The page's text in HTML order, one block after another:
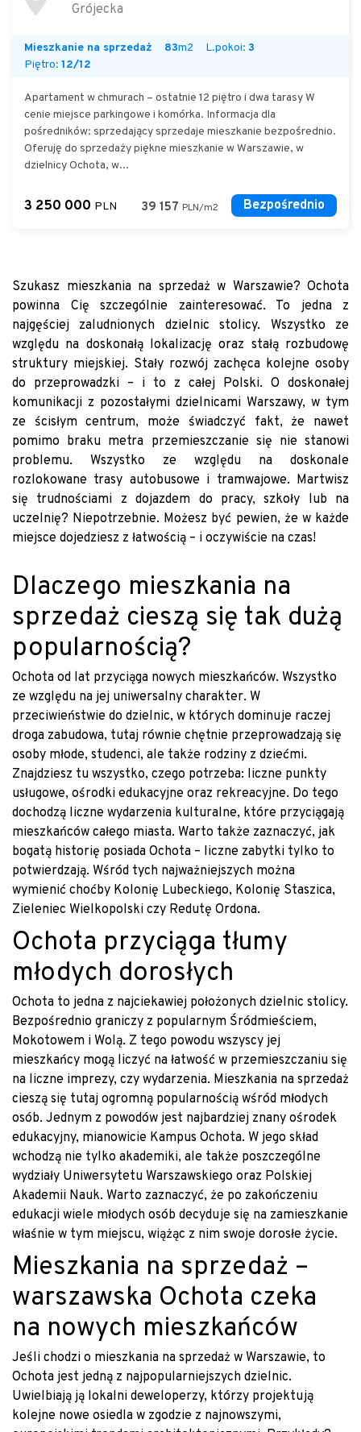
Grójecka
Mieszkanie na sprzedaż 83m2 L.pokoi: 3
Piętro: 12/12
Apartament w chmurach – ostatnie 12 piętro i dwa tarasy W
cenie miejsce parkingowe i komórka. Informacja dla
pośredników: sprzedający sprzedaje mieszkanie bezpośrednio.
Oferuję do sprzedaży piękne mieszkanie w Warszawie, w
dzielnicy Ochota, w...
3 250 000 PLN 39 157 PLN/m2 Bezpośrednio
Szukasz mieszkania na sprzedaż w Warszawie? Ochota
powinna Cię szczególnie zainteresować. To jedna z
najgęściej zaludnionych dzielnic stolicy. Wszystko ze
względu na doskonałą lokalizację oraz stałą rozbudowę
struktury miejskiej. Stały rozwój zachęca kolejne osoby
do przeprowadzki – i to z całej Polski. O doskonałej
komunikacji z pozostałymi dzielnicami Warszawy, w tym
ze ścisłym centrum, może świadczyć fakt, że nawet
pomimo braku metra przemieszczanie się nie stanowi
problemu. Wszystko ze względu na doskonale
rozlokowane trasy autobusowe i tramwajowe. Martwisz
się trudnościami z dojazdem do pracy, szkoły lub na
uczelnię? Niepotrzebnie. Możesz być pewien, że w każde
miejsce dojedziesz z łatwością – i oczywiście na czas!
Dlaczego mieszkania na
sprzedaż cieszą się tak dużą
popularnością?
Ochota od lat przyciąga nowych mieszkańców. Wszystko
ze względu na jej uniwersalny charakter. W
przeciwieństwie do dzielnic, w których dominuje raczej
droga zabudowa, tutaj równie chętnie przeprowadzają się
osoby młode, studenci, ale także rodziny z dziećmi.
Znajdziesz tu wszystko, czego potrzeba: liczne punkty
usługowe, ośrodki edukacyjne oraz rekreacyjne. Do tego
dochodzą liczne wydarzenia kulturalne, które przyciągają
mieszkańców całego miasta. Warto także zaznaczyć, jak
bogatą historię posiada Ochota – liczne zabytki tylko to
potwierdzają. Wśród tych najważniejszych można
wymienić choćby Kolonię Lubeckiego, Kolonię Staszica,
Zieleniec Wielkopolski czy Redutę Ordona.
Ochota przyciąga tłumy
młodych dorosłych
Ochota to jedna z najciekawiej położonych dzielnic stolicy.
Bezpośrednio graniczy z popularnym Śródmieściem,
Mokotowem i Wolą. Z tego powodu wszyscy jej
mieszkańcy mogą liczyć na łatwość w przemieszczaniu się
na liczne imprezy, czy wydarzenia. Mieszkania na sprzedaż
cieszą się tutaj ogromną popularnością wśród młodych
osób. Jednym z powodów jest najbardziej znany ośrodek
edukacyjny, mianowicie Kampus Ochota. W jego skład
wchodzą nie tylko akademiki, ale także poszczególne
wydziały Uniwersytetu Warszawskiego oraz Polskiej
Akademii Nauk. Warto zaznaczyć, że po zakończeniu
edukacji wiele młodych osób decyduje się na zamieszkanie
właśnie w tym miejscu, wiążąc z nim swoje dorosłe życie.
Mieszkania na sprzedaż –
warszawska Ochota czeka
na nowych mieszkańców
Jeśli chodzi o mieszkania na sprzedaż w Warszawie, to
Ochota jest jedną z najpopularniejszych dzielnic.
Uwielbiają ją lokalni deweloperzy, którzy projektują
kolejne nowe osiedla w zgodzie z najnowszymi,